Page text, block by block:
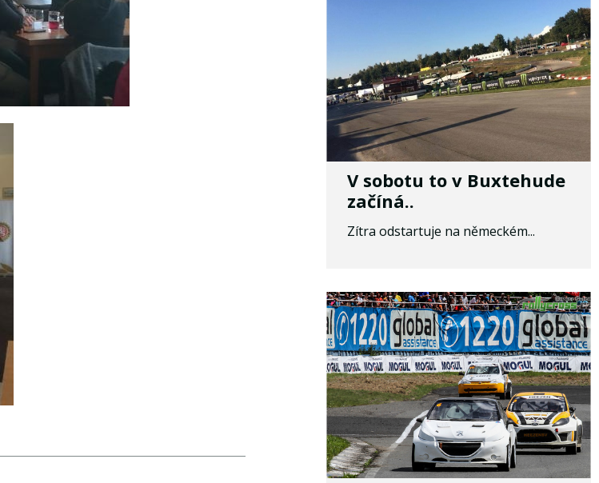
V sobotu to v Buxtehude
začíná..
Zítra odstartuje na německém...